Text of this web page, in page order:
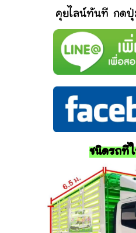
คุยไลน์ทันที กดปุ่
ชนิดรถที่